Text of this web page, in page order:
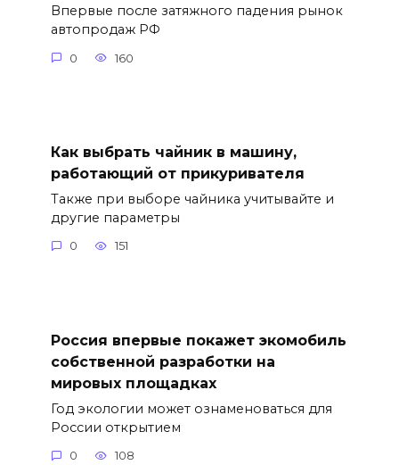
Впервые после затяжного падения рынок
автопродаж РФ
0 160
Как выбрать чайник в машину,
работающий от прикуривателя
Также при выборе чайника учитывайте и
другие параметры
0 151
Россия впервые покажет экомобиль
собственной разработки на
мировых площадках
Год экологии может ознаменоваться для
России открытием
0 108